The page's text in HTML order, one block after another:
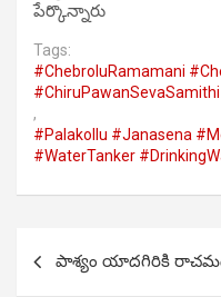
పేర్కొన్నారు
Tags:
#ChebroluRamamani
,
#Palakollu #Janasena
#WaterTanker
navigation
పాశ్యం యాదగిరికి